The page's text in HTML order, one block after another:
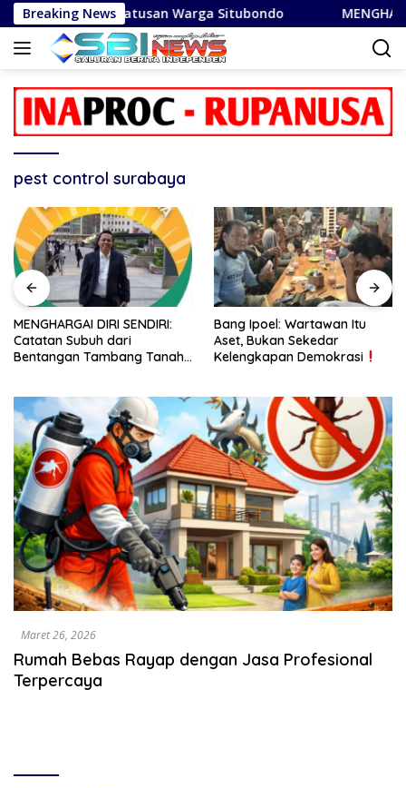
Langsung
ke
konten
Breaking News
Edukasi Ratusan Warga Situbondo
pest control surabaya
MENGHARGAI DIRI SENDIRI:
Catatan Subuh dari
Bentangan Tambang Tanah
Bang Ipoel: Wartawan Itu
Aset, Bukan Sekedar
Kelengkapan Demokrasi
Maret 26, 2026
Rumah Bebas Rayap dengan Jasa Profesional
Terpercaya